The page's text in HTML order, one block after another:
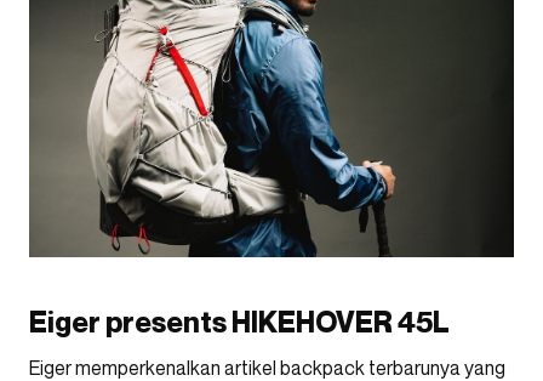
Eiger presents HIKEHOVER 45L
Eiger memperkenalkan artikel backpack terbarunya yang